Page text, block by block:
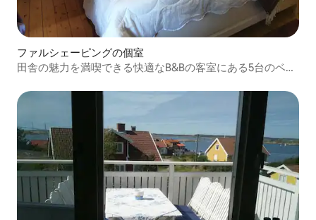
ファルシェーピングの個室
田舎の魅力を満喫できる快適なB&Bの客室にある5台のベッ